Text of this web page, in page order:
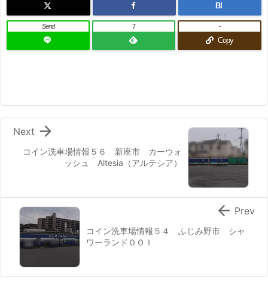
B!
Send 7
Copy
-
コイン洗車場情報５６ 新座市 カーウォ
ッシュ Altesia（アルテシア）

Next
コイン洗車場情報５４ ふじみ野市 シャ
ワーランドＯＯＩ
 Prev